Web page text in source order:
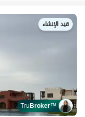
قيد الإنشاء
TruBroker™